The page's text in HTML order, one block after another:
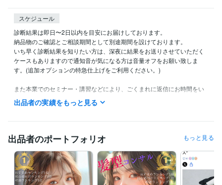
スケジュール
診断結果は即日〜2日以内を目安にお届けしております。
納品物のご確認とご相談期間として別途期間を設けております。
いち早く診断結果を知りたい方は、深夜に結果をお送りさせていただく
ケースもありますので通知音が気になる方は音量オフをお願い致しま
す。(追加オプションの特急仕上げをご利用ください。)
また本業でのセミナー・講習などにより、ごくまれに返信にお時間をい
ただく場合がございます。ご理解、ご協力の程よろしくお願いいたしま
す。
経験職種
経営・マネジメント / 経営者・CEO・COO
経営・マネジメント / 取締役・執行役員 経験年数 : 3年
ライフスタイル・その他 / 講師・インストラクター 経験年数 : 8年
ライフスタイル・その他 / 美容師・ネイリスト・美容家
経験年数 : 1
8年
出品者の実績をもっと見る
出品者のポートフォリオ もっと見る